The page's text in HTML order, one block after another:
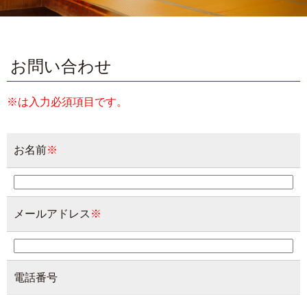
お問い合わせ
※は入力必須項目です。
お名前※
メールアドレス ※
電話番号